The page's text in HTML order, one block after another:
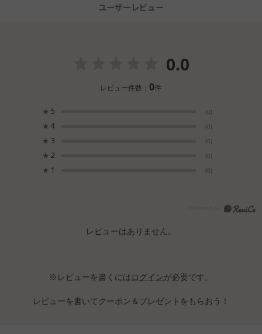
ユーザーレビュー
0.0
レビュー件数：0件
★ 5 (0)
★ 4 (0)
★ 3 (0)
★ 2 (0)
★ 1 (0)
レビューはありません。
※レビューを書くには ログインが必要です。
レビューを書いてクーポン＆プレゼントをもらおう！